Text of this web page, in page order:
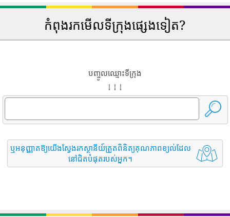
កំពុងរកមើលទីក្រុងផ្សេងទៀត?
បញ្ចូលឈ្មោះទីក្រុង
↓ ↓ ↓
ឬអនុញ្ញាតឱ្យយើងស្វែងរកស្ថានីយ៍ត្រួតពិនិត្យគុណភាពខ្យល់ដែល
នៅជិតបំផុតរបស់អ្នក។